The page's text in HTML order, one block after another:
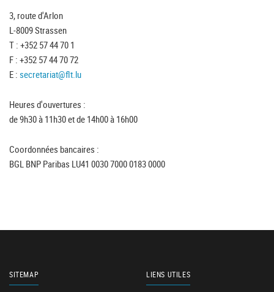
3, route d'Arlon
L-8009 Strassen
T : +352 57 44 70 1
F : +352 57 44 70 72
E : secretariat@flt.lu
Heures d'ouvertures :
de 9h30 à 11h30 et de 14h00 à 16h00
Coordonnées bancaires :
BGL BNP Paribas LU41 0030 7000 0183 0000
SITEMAP LIENS UTILES